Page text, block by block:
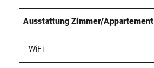
Ausstattung Zimmer/Appartement
WiFi